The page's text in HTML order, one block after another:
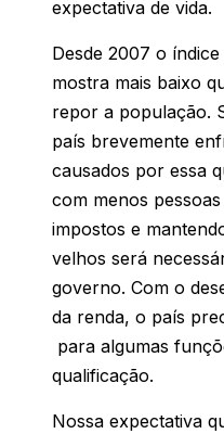
expectativa de vida.
Desde 2007 o
mostra mais baixo
repor a população.
país brevemente
causados por essa
com menos
impostos e
velhos será
governo. Com o
da renda, o país
para algumas
qualificação.
Nossa expectativa